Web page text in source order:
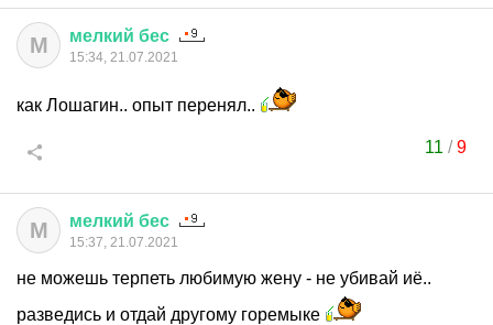
М мелкий бес
15:34, 21.07.2021
как Лошагин.. опыт перенял..
11 /9
М мелкий бес
15:37, 21.07.2021
не можешь терпеть любимую жену - не убивай иё..
разведись и отдай другому горемыке